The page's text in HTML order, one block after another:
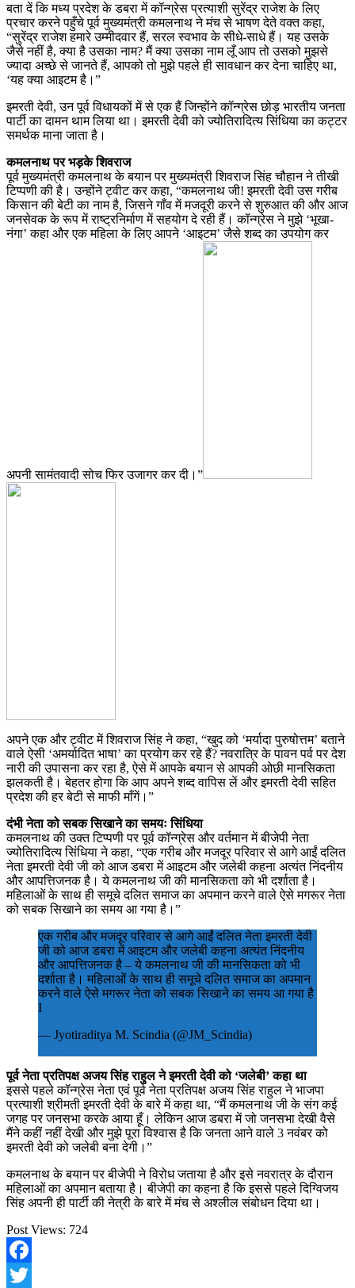
बता दें कि मध्य प्रदेश के डबरा में कॉन्ग्रेस प्रत्याशी सुरेंद्र राजेश के लिए
प्रचार करने पहुँचे पूर्व मुख्यमंत्री कमलनाथ ने मंच से भाषण देते वक्त कहा,
“सुरेंद्र राजेश हमारे उम्मीदवार हैं, सरल स्वभाव के सीधे-साधे हैं। यह उसके
जैसे नहीं है, क्या है उसका नाम? मैं क्या उसका नाम लूँ आप तो उसको मुझसे
ज्यादा अच्छे से जानते हैं, आपको तो मुझे पहले ही सावधान कर देना चाहिए था,
‘यह क्या आइटम है।”
इमरती देवी, उन पूर्व विधायकों में से एक हैं जिन्होंने कॉन्ग्रेस छोड़ भारतीय जनता
पार्टी का दामन थाम लिया था। इमरती देवी को ज्योतिरादित्य सिंधिया का कट्टर
समर्थक माना जाता है।
कमलनाथ पर भड़के शिवराज
पूर्व मुख्यमंत्री कमलनाथ के बयान पर मुख्यमंत्री शिवराज सिंह चौहान ने तीखी
टिप्पणी की है। उन्होंने ट्वीट कर कहा, “कमलनाथ जी! इमरती देवी उस गरीब
किसान की बेटी का नाम है, जिसने गाँव में मजदूरी करने से शुरुआत की और आज
जनसेवक के रूप में राष्ट्रनिर्माण में सहयोग दे रही हैं। कॉन्ग्रेस ने मुझे ‘भूखा-
नंगा’ कहा और एक महिला के लिए आपने ‘आइटम’ जैसे शब्द का उपयोग कर
अपनी सामंतवादी सोच फिर उजागर कर दी।”
अपने एक और ट्वीट में शिवराज सिंह ने कहा, “खुद को ‘मर्यादा पुरुषोत्तम’ बताने
वाले ऐसी ‘अमर्यादित भाषा’ का प्रयोग कर रहे हैं? नवरात्रि के पावन पर्व पर देश
नारी की उपासना कर रहा है, ऐसे में आपके बयान से आपकी ओछी मानसिकता
झलकती है। बेहतर होगा कि आप अपने शब्द वापिस लें और इमरती देवी सहित
प्रदेश की हर बेटी से माफी माँगें।”
दंभी नेता को सबक सिखाने का समयः सिंधिया
कमलनाथ की उक्त टिप्पणी पर पूर्व कॉन्ग्रेस और वर्तमान में बीजेपी नेता
ज्योतिरादित्य सिंधिया ने कहा, “एक गरीब और मजदूर परिवार से आगे आईं दलित
नेता इमरती देवी जी को आज डबरा में आइटम और जलेबी कहना अत्यंत निंदनीय
और आपत्तिजनक है। ये कमलनाथ जी की मानसिकता को भी दर्शाता है।
महिलाओं के साथ ही समूचे दलित समाज का अपमान करने वाले ऐसे मगरूर नेता
को सबक सिखाने का समय आ गया है।”
एक गरीब और मजदूर परिवार से आगे आईं दलित नेता इमरती देवी
जी को आज डबरा में आइटम और जलेबी कहना अत्यंत निंदनीय
और आपत्तिजनक है – ये कमलनाथ जी की मानसिकता को भी
दर्शाता है। महिलाओं के साथ ही समूचे दलित समाज का अपमान
करने वाले ऐसे मगरूर नेता को सबक सिखाने का समय आ गया है
I
— Jyotiraditya M. Scindia (@JM_Scindia)
पूर्व नेता प्रतिपक्ष अजय सिंह राहुल ने इमरती देवी को ‘जलेबी’ कहा था
इससे पहले कॉन्ग्रेस नेता एवं पूर्व नेता प्रतिपक्ष अजय सिंह राहुल ने भाजपा
प्रत्याशी श्रीमती इमरती देवी के बारे में कहा था, “मैं कमलनाथ जी के संग कई
जगह पर जनसभा करके आया हूँ। लेकिन आज डबरा में जो जनसभा देखी वैसे
मैंने कहीं नहीं देखी और मुझे पूरा विश्वास है कि जनता आने वाले 3 नवंबर को
इमरती देवी को जलेबी बना देगी।”
कमलनाथ के बयान पर बीजेपी ने विरोध जताया है और इसे नवरात्र के दौरान
महिलाओं का अपमान बताया है। बीजेपी का कहना है कि इससे पहले दिग्विजय
सिंह अपनी ही पार्टी की नेत्री के बारे में मंच से अश्लील संबोधन दिया था।
Post Views: 724
Facebook